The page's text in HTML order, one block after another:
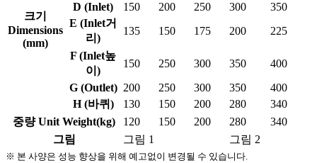
크기
Dimensions
(mm)
D (Inlet)
150 200 250 300
350
E (Inlet거
리)
135 150 175 200 225
F (Inlet높
이)
150 250 300 350
400
G (Outlet) 200 250 300 350
400
H (바퀴)
130 150 200 280
340
중량 Unit Weight(kg)
120 150 200 280
340
그림
그림 1 그림 2
※ 본 사양은 성능 향상을 위해 예고없이 변경될 수 있습니다.